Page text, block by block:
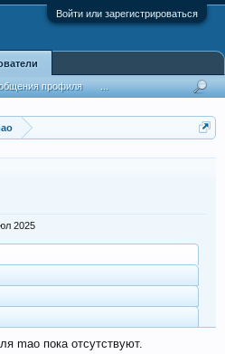
Войти или зарегистрироваться
2025
mao пока отсутствуют.
профиля